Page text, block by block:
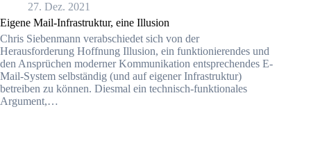
27. Dez. 2021
Eigene Mail-Infrastruktur, eine Illusion
Chris Siebenmann verabschiedet sich von der
Herausforderung Hoffnung Illusion, ein funktionierendes und
den Ansprüchen moderner Kommunikation entsprechendes E-
Mail-System selbständig (und auf eigener Infrastruktur)
betreiben zu können. Diesmal ein technisch-funktionales
Argument,…